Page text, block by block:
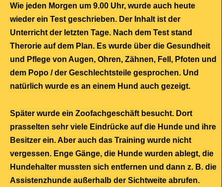
Wie jeden Morgen um 9.00 Uhr, wurde auch heute
wieder ein Test geschrieben. Der Inhalt ist der
Unterricht der letzten Tage. Nach dem Test stand
Therorie auf dem Plan. Es wurde über die Gesundheit
und Pflege von Augen, Ohren, Zähnen, Fell, Pfoten und
dem Popo / der Geschlechtsteile gesprochen. Und
natürlich wurde es an einem Hund auch gezeigt.
Später wurde ein Zoofachgeschäft besucht. Dort
prasselten sehr viele Eindrücke auf die Hunde und ihre
Besitzer ein. Aber auch das Training wurde nicht
vergessen. Enge Gänge, die Hunde wurden ablegt, die
Hundehalter mussten sich entfernen und dann z. B. die
Assistenzhunde außerhalb der Sichtweite abrufen.